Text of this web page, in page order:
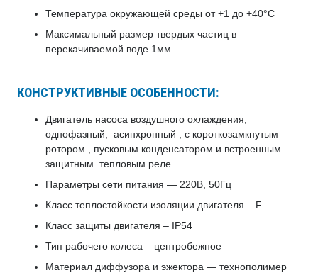
Температура окружающей среды от +1 до +40°С
Максимальный размер твердых частиц в
перекачиваемой воде 1мм
КОНСТРУКТИВНЫЕ ОСОБЕННОСТИ:
Двигатель насоса воздушного охлаждения,
однофазный, асинхронный , с короткозамкнутым
ротором , пусковым конденсатором и встроенным
защитным тепловым реле
Параметры сети питания — 220В, 50Гц
Класс теплостойкости изоляции двигателя – F
Класс защиты двигателя – IP54
Тип рабочего колеса – центробежное
Материал диффузора и эжектора — технополимер